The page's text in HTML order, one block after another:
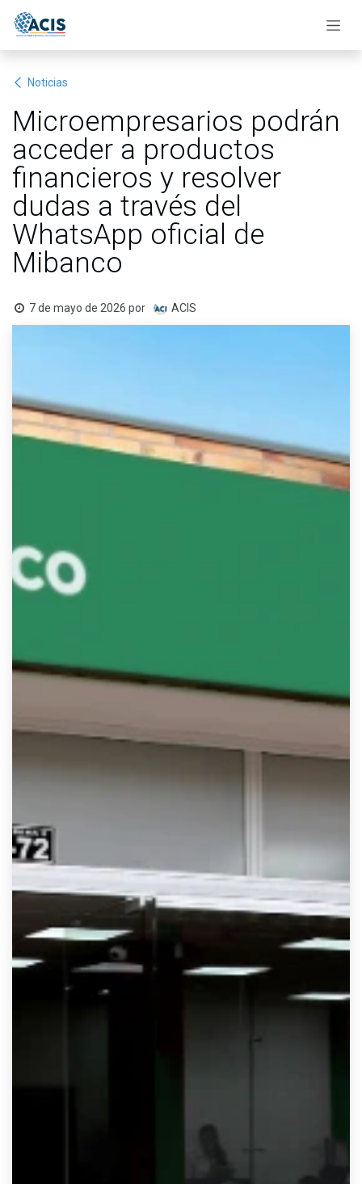
Noticias
Microempresarios podrán
acceder a productos
financieros y resolver
dudas a través del
WhatsApp oficial de
Mibanco
7 de mayo de 2026 por ACIS